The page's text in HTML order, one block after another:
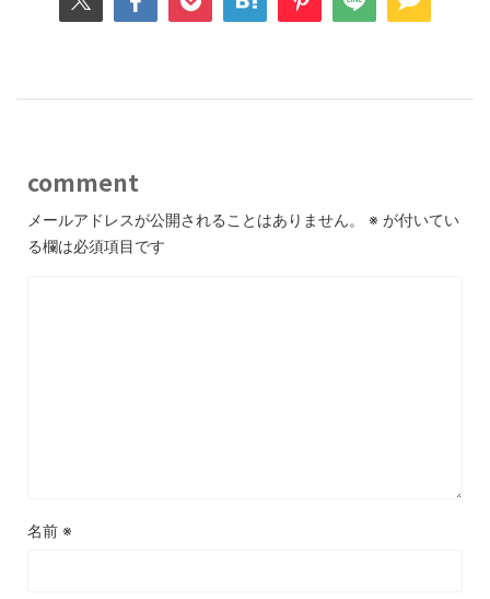
comment
メールアドレスが公開されることはありません。 ※ が付いてい
る欄は必須項目です
名前 ※